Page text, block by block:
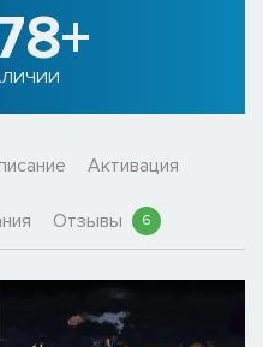
Активация
Отзывы 6